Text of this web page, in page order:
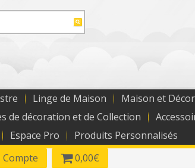
Linge de Maison Maison et
de décoration et de Collection
Espace Pro Produits Personnalisés
0,00€